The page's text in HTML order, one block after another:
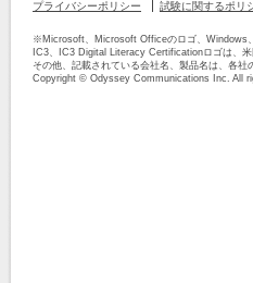
プライバシーポリシー
試験に関するポリ
※Microsoft、Microsoft Officeのロゴ、Windows
IC3、IC3 Digital Literacy Certificationロゴは、
その他、記載されている会社名、製品名は、各社
Copyright © Odyssey Communications Inc. All